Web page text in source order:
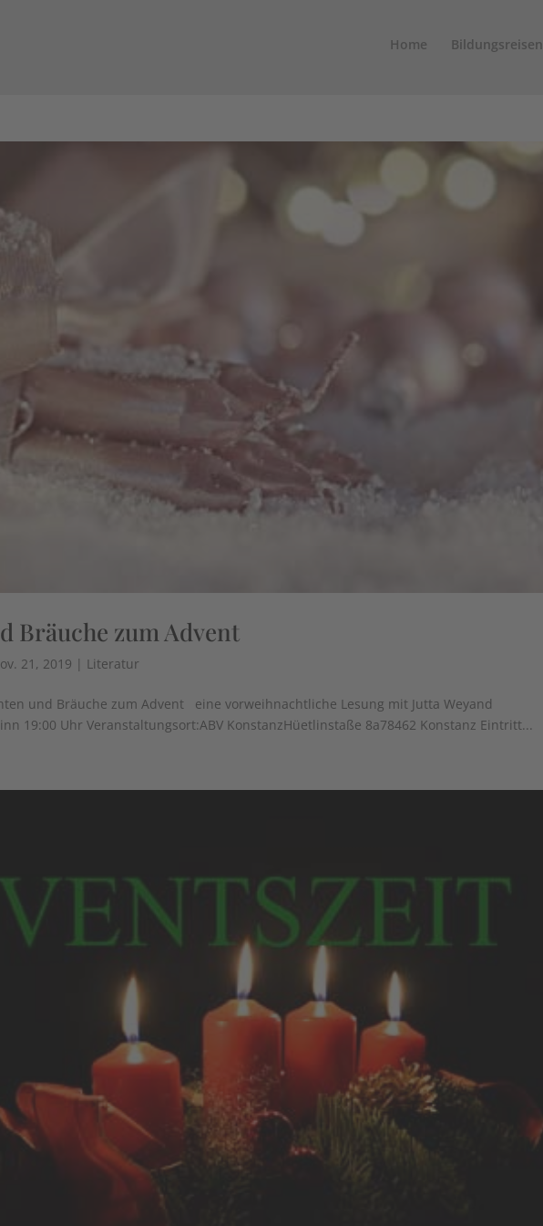
Home Bildungsreisen
Bräuche zum Advent
21, 2019 | Literatur
und Bräuche zum Advent eine vorweihnachtliche Lesung mit Jutta Weyand
19:00 Uhr Veranstaltungsort:ABV KonstanzHüetlinstaße 8a78462 Konstanz Eintritt...